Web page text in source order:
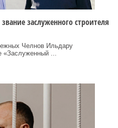
заслуженного строителя
Челнов Ильдару
«Заслуженный ...